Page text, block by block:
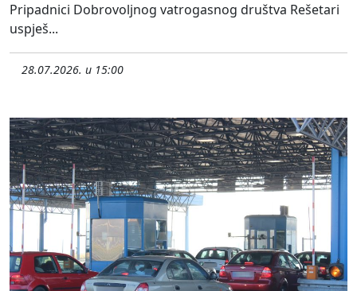
Pripadnici Dobrovoljnog vatrogasnog društva Rešetari
uspješ...
28.07.2026. u 15:00